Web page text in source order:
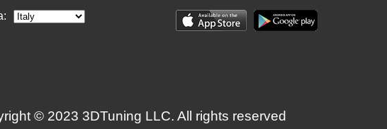
© 2023 3DTuning LLC. All rights reserved